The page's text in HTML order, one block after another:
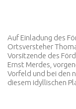
Auf Einladung des
Ortsversteher
Vorsitzende des
Ernst Merdes,
Vorfeld und bei den
diesem idyllischen